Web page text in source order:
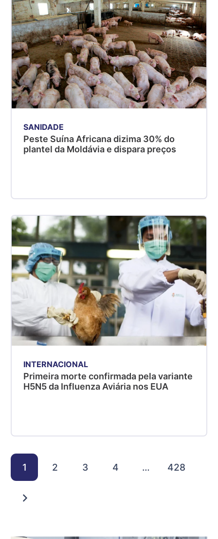
SANIDADE
Peste Suína Africana dizima 30% do
plantel da Moldávia e dispara preços
INTERNACIONAL
Primeira morte confirmada pela variante
H5N5 da Influenza Aviária nos EUA
1 2 3 4 … 428